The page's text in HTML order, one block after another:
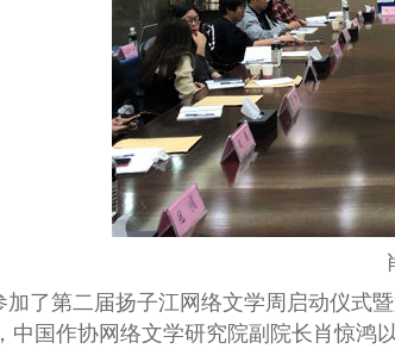
了第二届扬子江网络文学周启动仪式
中国作协网络文学研究院副院长肖惊鸿